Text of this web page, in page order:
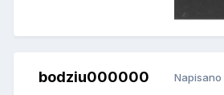
bodziu000000 Napisano